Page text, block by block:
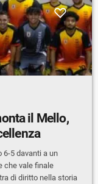
il Mello,
6-5 davanti a un
che vale finale
di diritto nella storia